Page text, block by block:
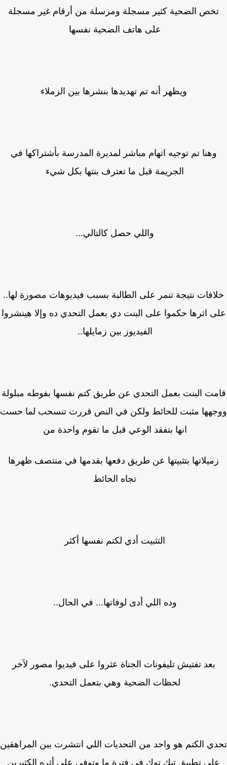
الضحية كثير مسجلة ومرسلة من أرقام غير مسجلة
على هاتف الضحية نفسها
ويظهر أنه تم تهديدها بنشرها بين الزملاء
وهنا تم توجيه اتهام مباشر لمديرة المدرسة بأشتراكها في
الجريمة قبل ما تعترف بنتها بكل شيء
واللي حصل كالتالي...
نتيجة تنمر على الطالبة بسبب فيديوهات مصورة لها..
اثرها حكموا على البنت دي بعمل التحدي ده وإلا هينشروا
الفيديوز بين زمايلها..
البنت بعمل التحدي عن طريق كتم نفسها بفوطه مبلولة
مثبت للحائط ولكن في النص قررت تنسحب لما حست
انها بتفقد الوعي قبل ما تقوم واحدة من
بتثبيتها عن طريق دفعها بقدمها في منتصف ظهرها
تجاه الحائط
التثبيت أدي لكتم نفسها أكثر
وده اللي أدى لوفاتها... في الحال..
بعد تفتيش تليفونات الجناة عثروا على فيديوا مصور لآخر
لحظات الضحية وهي بتعمل التحدي.
الكتم هو واحد من التحديات اللي انتشرت بين المراهقين
تطبيق تيك توك في فترة ما وتوفى على أثره الكثيرين